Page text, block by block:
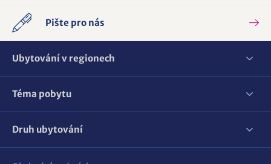
Pište pro nás
Ubytování v regionech
Téma pobytu
Druh ubytování